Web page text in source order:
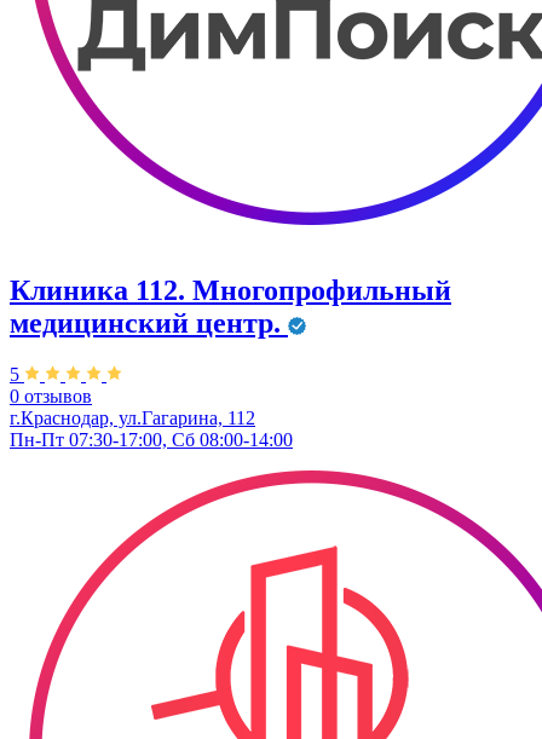
Клиника 112. Многопрофильный
медицинский центр.
5
0 отзывов
г.Краснодар, ул.​Гагарина, 112
Пн-Пт 07:30-17:00, Сб 08:00-14:00